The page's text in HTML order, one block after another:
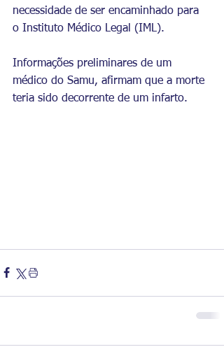
necessidade de ser encaminhado para
o Instituto Médico Legal (IML).
Informações preliminares de um
médico do Samu, afirmam que a morte
teria sido decorrente de um infarto.